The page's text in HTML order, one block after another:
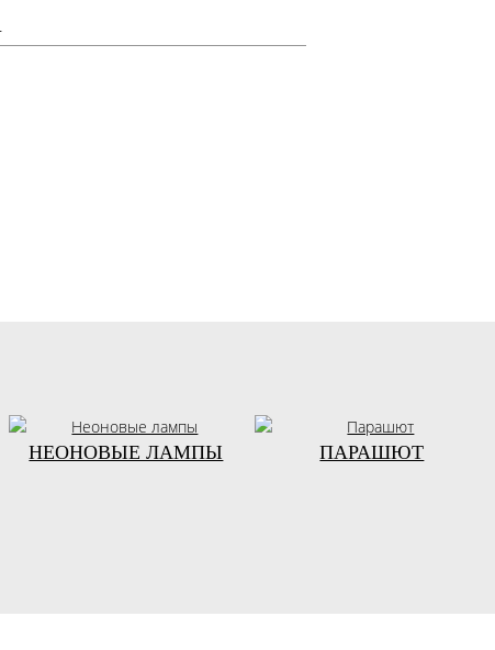
НЕОНОВЫЕ ЛАМПЫ ПАРАШЮТ